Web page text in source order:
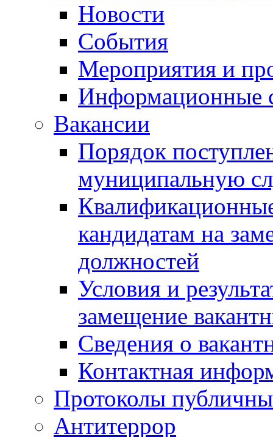
Новости
События
Мероприятия и
Информационные
Вакансии
Порядок
муниципальную
кандидатам на
должностей
Условия и
замещение
Сведения о
Контактная
Протоколы
Антитеррор